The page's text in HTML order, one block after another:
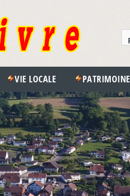
VIE LOCALE PATRIMOINE